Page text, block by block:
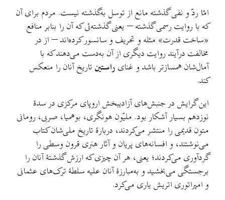
امّا ردّ و نفی گذشته مانع از توسل به‌گذشته نیست. مردم برای آن
که با روایت رسمی گذشته – یعنی گذشته‌ئی که آن را بنابر منافع
«ساخت قدرت» مثله و تحریف و سانسور کرده‌اند – از در
مخالفت درآیند روایت دیگری از آن به‌دست می‌دهند که با
آمال‌شان همسازتر باشد و غنای راستین تاریخ آنان را منعکس
کند.
این گرایش در جنبش‌های آزادیبخش اروپای مرکزی در سدهٔ
نوزدهم بسیار آشکار بود. ملیّون هونگری، بوهمیا، صربی، رومانی
متون قدیمی را منتشر می‌کردند، دربارهٔ تاریخ ملی‌شان کتاب
می‌نوشتند، و افسانه‌های پریان و آثار هنری قرون وسطی را
گرد‌آوری می‌کردند؛ یعنی، هر آن چیزی که ارزش گذشتهٔ آنان را
برجستگی می‌بخشید و به‌مبارزهٔ آنان علیه سلطهٔ ترک‌های عثمانی
و امپراتوری اتریش یاری می‌کرد.